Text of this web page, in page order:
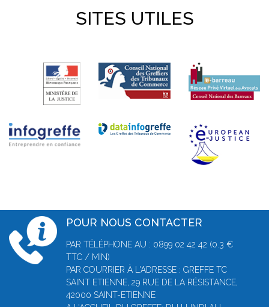
SITES UTILES
POUR NOUS CONTACTER
PAR TÉLÉPHONE AU : 0899 02 42 42 (0.3 €
TTC / MIN)
PAR COURRIER À L'ADRESSE : GREFFE TC
SAINT ETIENNE, 29 RUE DE LA RÉSISTANCE,
42000 SAINT-ETIENNE